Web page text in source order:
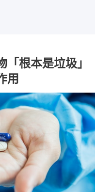
根本是垃圾」
用